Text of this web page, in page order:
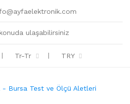
ulaşabilirsiniz
Tr-Tr TRY